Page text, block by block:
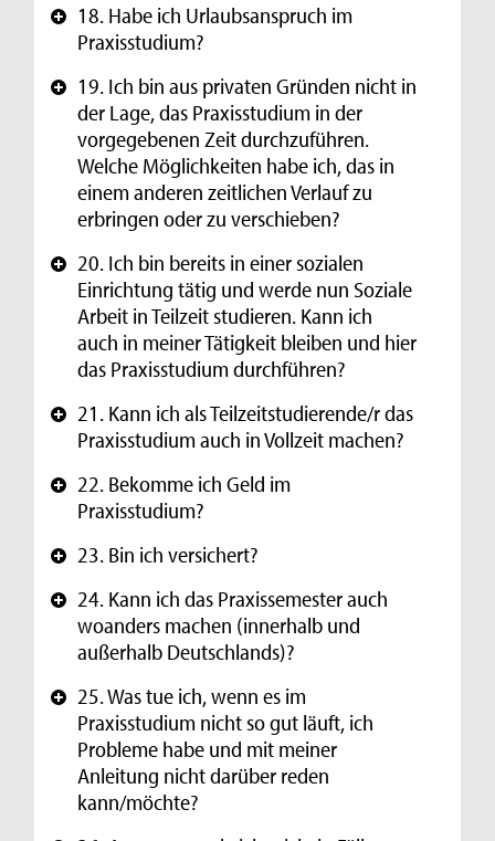
+ 18. Habe ich Urlaubsanspruch im
Praxisstudium?
+ 19. Ich bin aus privaten Gründen nicht in
der Lage, das Praxisstudium in der
vorgegebenen Zeit durchzuführen.
Welche Möglichkeiten habe ich, das in
einem anderen zeitlichen Verlauf zu
erbringen oder zu verschieben?
+ 20. Ich bin bereits in einer sozialen
Einrichtung tätig und werde nun Soziale
Arbeit in Teilzeit studieren. Kann ich
auch in meiner Tätigkeit bleiben und hier
das Praxisstudium durchführen?
+ 21. Kann ich als Teilzeitstudierende/r das
Praxisstudium auch in Vollzeit machen?
+ 22. Bekomme ich Geld im
Praxisstudium?
+ 23. Bin ich versichert?
+ 24. Kann ich das Praxissemester auch
woanders machen (innerhalb und
außerhalb Deutschlands)?
+ 25. Was tue ich, wenn es im
Praxisstudium nicht so gut läuft, ich
Probleme habe und mit meiner
Anleitung nicht darüber reden
kann/möchte?